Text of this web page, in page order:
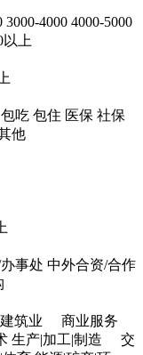
3000-4000 4000-5000
以上
包吃 包住 医保 社保
他
事处 中外合资/合作
筑业
商业服务
生产|加工|制造
交